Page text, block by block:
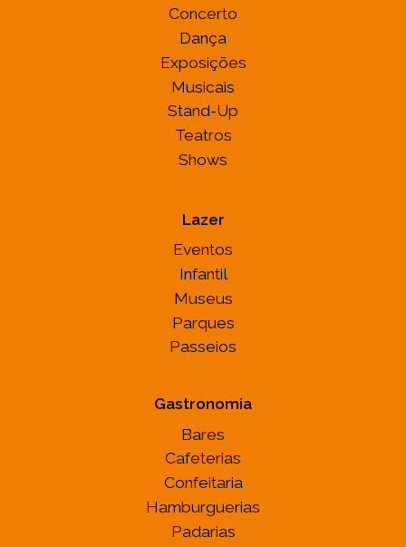
Concerto
Dança
Exposições
Musicais
Stand-Up
Teatros
Shows
Lazer
Eventos
Infantil
Museus
Parques
Passeios
Gastronomia
Bares
Cafeterias
Confeitaria
Hamburguerias
Padarias